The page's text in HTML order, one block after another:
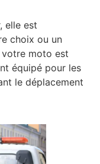
elle est
choix ou un
moto est
équipé pour les
le déplacement